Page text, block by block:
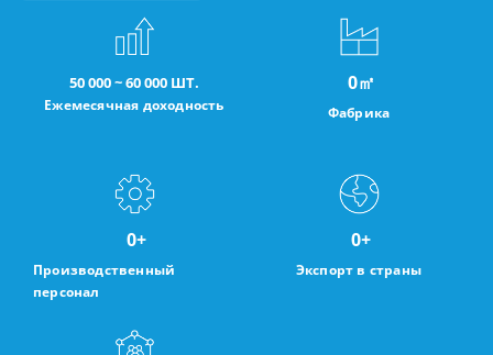
50 000 ~ 60 000 ШТ.
Ежемесячная доходность Фабрика
0㎡
Производственный
персонал
0+
Экспорт в страны
0+